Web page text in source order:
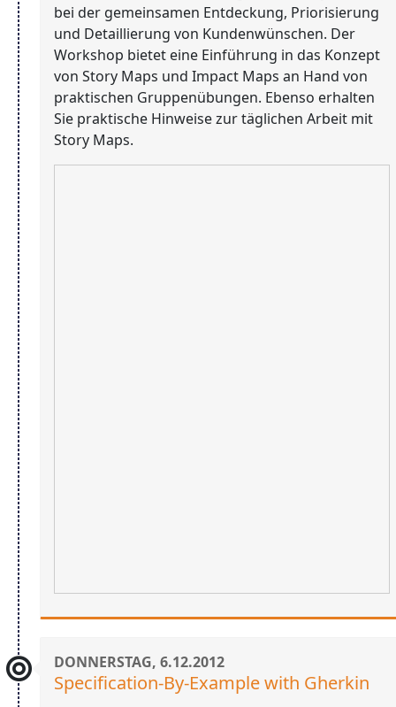
bei der gemeinsamen Entdeckung, Priorisierung
und Detaillierung von Kundenwünschen. Der
Workshop bietet eine Einführung in das Konzept
von Story Maps und Impact Maps an Hand von
praktischen Gruppenübungen. Ebenso erhalten
Sie praktische Hinweise zur täglichen Arbeit mit
Story Maps.
DONNERSTAG, 6.12.2012
Specification-By-Example with Gherkin